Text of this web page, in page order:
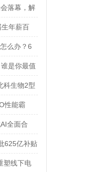
落幕，解
生年薪百
么办？6
是你最值
科生物2型
性能霸
联流畅双
全面合
625亿补贴
各品类国
塑线下电